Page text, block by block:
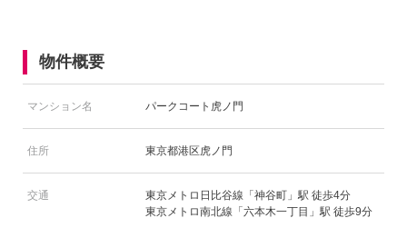
物件概要
マンション名 パークコート虎ノ門
住所 東京都港区虎ノ門
交通
東京メトロ日比谷線「神谷町」駅 徒歩4分
東京メトロ南北線「六本木一丁目」駅 徒歩9分